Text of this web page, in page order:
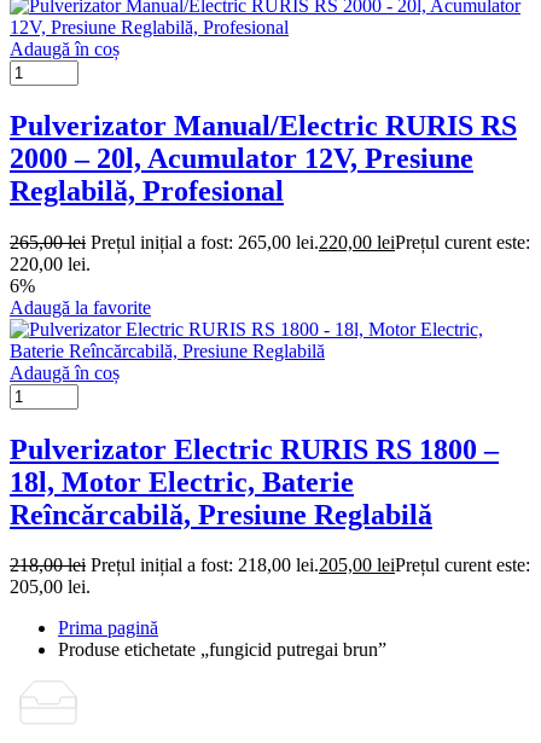
Adaugă în coș
Pulverizator Manual/Electric RURIS RS
2000 – 20l, Acumulator 12V, Presiune
Reglabilă, Profesional
265,00lei Prețul inițial a fost: 265,00 lei.220,00 leiPrețul curent este:
220,00 lei.
6%
Adaugă la favorite
Adaugă în coș
Pulverizator Electric RURIS RS 1800 –
18l, Motor Electric, Baterie
Reîncărcabilă, Presiune Reglabilă
218,00lei Prețul inițial a fost: 218,00 lei.205,00 leiPrețul curent este:
205,00 lei.
Prima pagină
Produse etichetate „fungicid putregai brun”